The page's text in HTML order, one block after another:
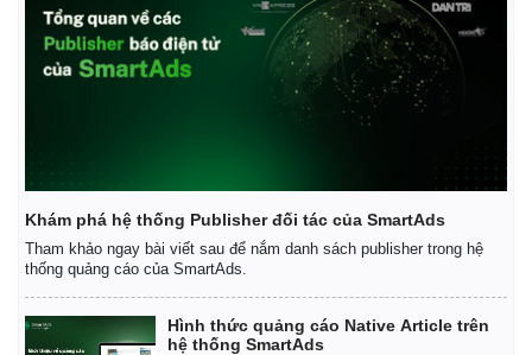
Doanh nhân
Vì cộng đồng
Công nghệ
Trải nghiệm
Chuyển đổi số
Khám phá hệ thống Publisher đối tác của SmartAds
Tham khảo ngay bài viết sau để nắm danh sách publisher trong hệ
thống quảng cáo của SmartAds.
Hình thức quảng cáo Native Article trên
hệ thống SmartAds